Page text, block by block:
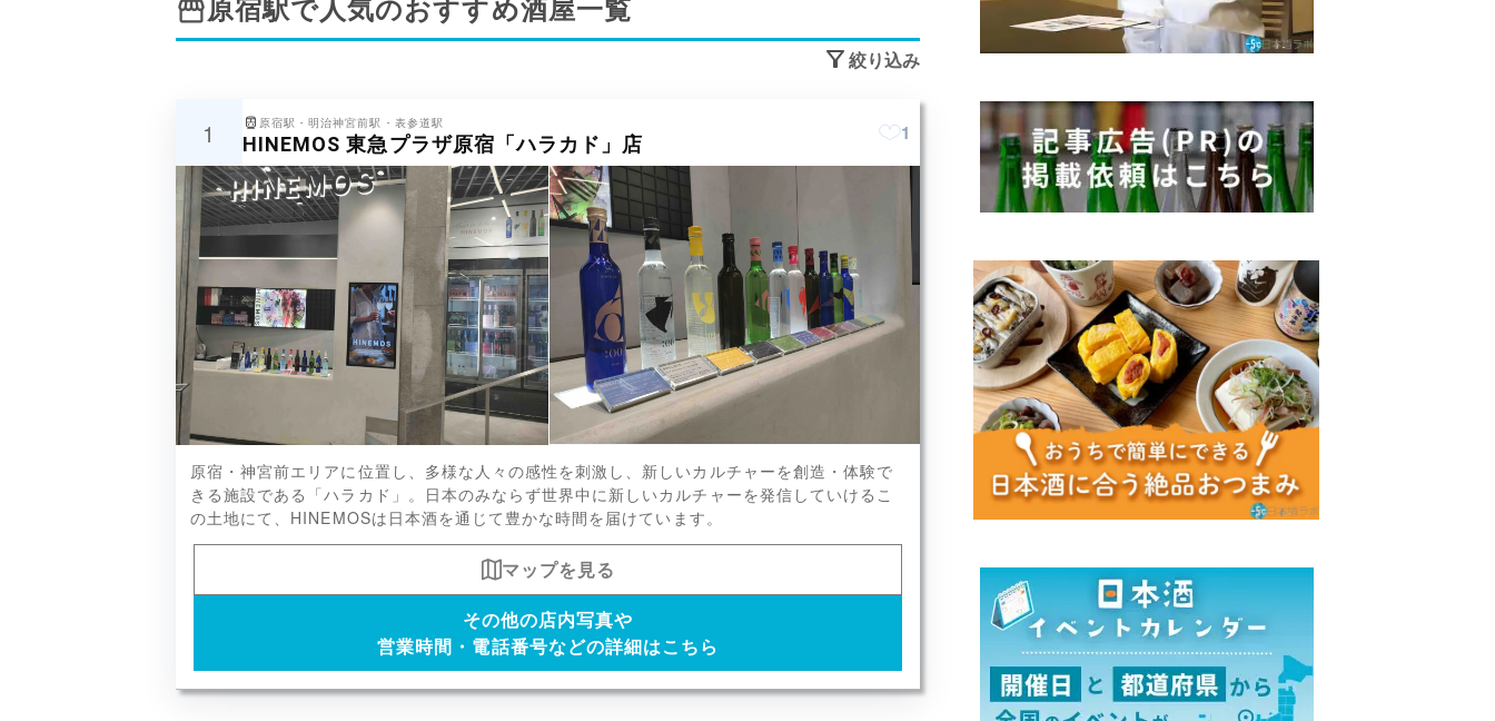
原宿駅で人気のおすすめ酒屋一覧
絞り込み
1 原宿駅・明治神宮前駅・表参道駅
HINEMOS 東急プラザ原宿「ハラカド」店 1
限定含む、HINEMOSの商品各種 x8
原宿・神宮前エリアに位置し、多様な人々の感性を刺激し、新しいカルチャーを創造・体験で
きる施設である「ハラカド」。日本のみならず世界中に新しいカルチャーを発信していけるこ
の土地にて、HINEMOSは日本酒を通じて豊かな時間を届けています。
マップを見る
その他の店内写真や
営業時間・電話番号などの詳細はこちら